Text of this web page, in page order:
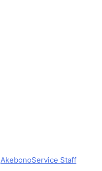
AkebonoService Staff